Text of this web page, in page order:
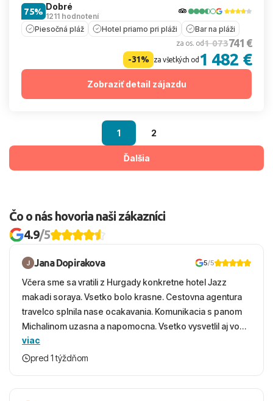
Dobré
1211 hodnotení
75%
Piesočná pláž Hotel priamo pri pláži Bar na pláži
za os. od1 073741 €
-31% za všetkých od 1 482 €
Zobraziť detail zájazdu
1 2
Ďalšia
Čo o nás hovoria naši zákazníci
4.9/5
Jana Dopirakova 5/5
Včera sme sa vratili z Hurgady konkretne hotel Jazz
makadi soraya. Vsetko bolo krasne. Cestovna agentura
travelco splnila nase ocakavania. Komunikacia s panom
Michalinom uzasna a napomocna. Vsetko vysvetlil aj vo
vecernych hodinach zaco sa ospravedlnujem. Hotel
krasny, cisty. Sluzby top. Strava, prostredie, more,
viac
pred 1 týždňom